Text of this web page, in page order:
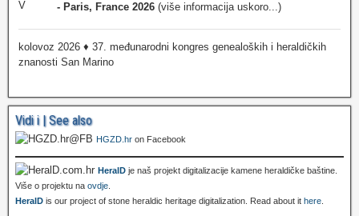
- Paris, France 2026 (više informacija uskoro...)
kolovoz 2026 ♦ 37. međunarodni kongres genealoških i heraldičkih
znanosti San Marino
Vidi i | See also
HGZD.hr on Facebook
HeralD je naš projekt digitalizacije kamene heraldičke baštine.
Više o projektu na ovdje.
HeralD is our project of stone heraldic heritage digitalization. Read about it here.